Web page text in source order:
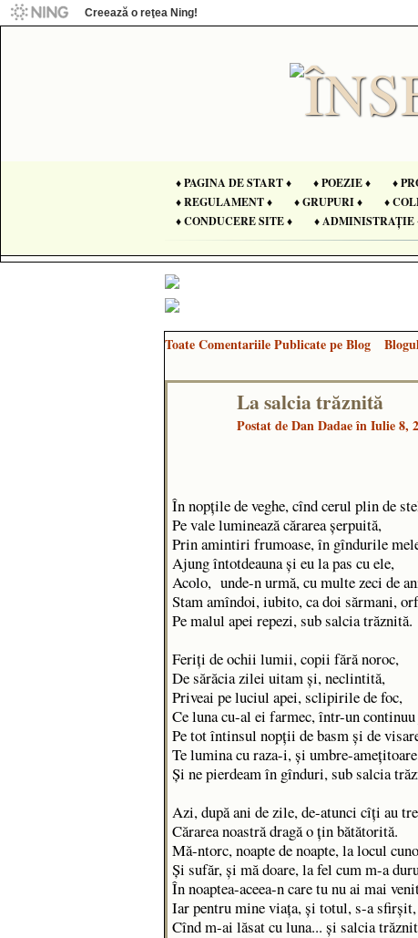
Creează o reţea Ning!
♦ PAGINA DE START ♦ ♦ POEZIE ♦ ♦
♦ REGULAMENT ♦
♦ GRUPURI ♦ ♦
♦ CONDUCERE SITE ♦
♦ ADMINISTRAȚIE
Toate Comentariile Publicate pe Blog
La salcia trăznită
Postat deDan Dadaeîn Iulie 8,
În nopțile de veghe, cînd cerul plin de
Pe vale luminează cărarea șerpuită,
Prin amintiri frumoase, în gîndurile
Ajung întotdeauna și eu la pas cu ele,
Acolo, unde-n urmă, cu multe zeci de
Stam amîndoi, iubito, ca doi sărmani,
Pe malul apei repezi, sub salcia trăznită.
Feriți de ochii lumii, copii fără noroc,
De sărăcia zilei uitam și, neclintită,
Priveai pe luciul apei, sclipirile de foc,
Ce luna cu-al ei farmec, într-un
Pe tot întinsul nopții de basm și de
Te lumina cu raza-i, și umbre-
Și ne pierdeam în gînduri, sub salcia
Azi, după ani de zile, de-atunci cîți au
Cărarea noastră dragă o țin bătătorită.
Mă-ntorc, noapte de noapte, la locul
Și sufăr, și mă doare, la fel cum m-a
În noaptea-aceea-n care tu nu ai mai
Iar pentru mine viața, și totul, s-a sfirșit,
Cînd m-ai lăsat cu luna... și salcia